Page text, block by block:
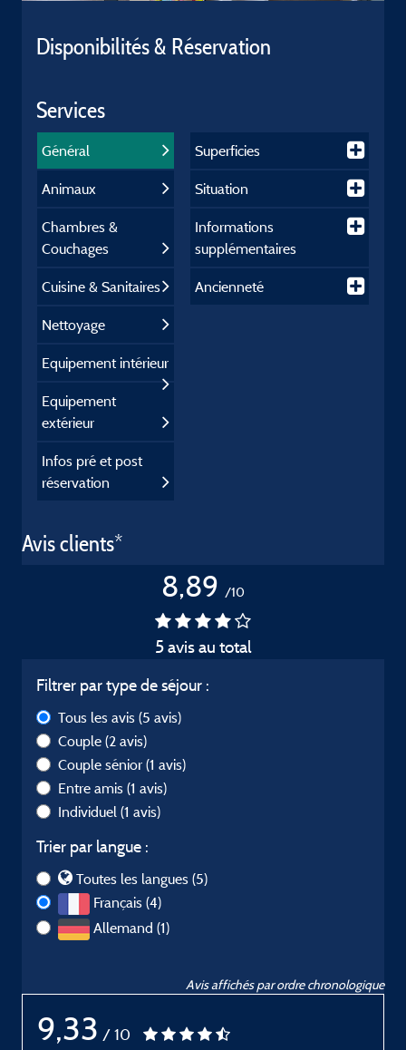
Disponibilités & Réservation
Services
Général
Animaux
Chambres &
Couchages
Cuisine & Sanitaires
Nettoyage
Equipement intérieur
Equipement
extérieur
Infos pré et post
réservation
Superficies
Situation
Informations
supplémentaires
Ancienneté
Avis clients*
8,89 /10
5 avis au total
Filtrer par type de séjour :
Tous les avis (5 avis)
Couple (2 avis)
Couple sénior (1 avis)
Entre amis (1 avis)
Individuel (1 avis)
Trier par langue :
Toutes les langues (5)
Français (4)
Allemand (1)
Avis affichés par ordre chronologique
9,33 / 10